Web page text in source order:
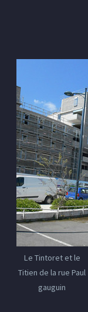
Le Tintoret et le
Titien de la rue Paul
gauguin